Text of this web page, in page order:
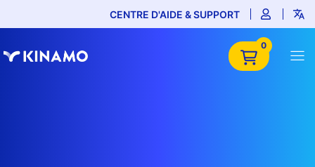
CENTRE D'AIDE & SUPPORT
0